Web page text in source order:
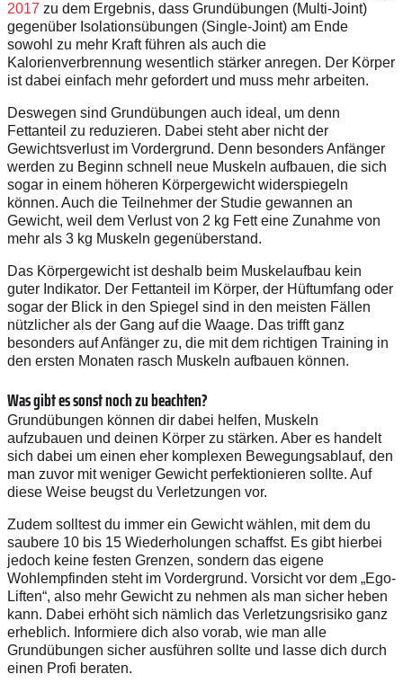
2017 zu dem Ergebnis, dass Grundübungen (Multi-Joint)
gegenüber Isolationsübungen (Single-Joint) am Ende
sowohl zu mehr Kraft führen als auch die
Kalorienverbrennung wesentlich stärker anregen. Der Körper
ist dabei einfach mehr gefordert und muss mehr arbeiten.
Deswegen sind Grundübungen auch ideal, um denn
Fettanteil zu reduzieren. Dabei steht aber nicht der
Gewichtsverlust im Vordergrund. Denn besonders Anfänger
werden zu Beginn schnell neue Muskeln aufbauen, die sich
sogar in einem höheren Körpergewicht widerspiegeln
können. Auch die Teilnehmer der Studie gewannen an
Gewicht, weil dem Verlust von 2 kg Fett eine Zunahme von
mehr als 3 kg Muskeln gegenüberstand.
Das Körpergewicht ist deshalb beim Muskelaufbau kein
guter Indikator. Der Fettanteil im Körper, der Hüftumfang oder
sogar der Blick in den Spiegel sind in den meisten Fällen
nützlicher als der Gang auf die Waage. Das trifft ganz
besonders auf Anfänger zu, die mit dem richtigen Training in
den ersten Monaten rasch Muskeln aufbauen können.
Was gibt es sonst noch zu beachten?
Grundübungen können dir dabei helfen, Muskeln
aufzubauen und deinen Körper zu stärken. Aber es handelt
sich dabei um einen eher komplexen Bewegungsablauf, den
man zuvor mit weniger Gewicht perfektionieren sollte. Auf
diese Weise beugst du Verletzungen vor.
Zudem solltest du immer ein Gewicht wählen, mit dem du
saubere 10 bis 15 Wiederholungen schaffst. Es gibt hierbei
jedoch keine festen Grenzen, sondern das eigene
Wohlempfinden steht im Vordergrund. Vorsicht vor dem „Ego-
Liften“, also mehr Gewicht zu nehmen als man sicher heben
kann. Dabei erhöht sich nämlich das Verletzungsrisiko ganz
erheblich. Informiere dich also vorab, wie man alle
Grundübungen sicher ausführen sollte und lasse dich durch
einen Profi beraten.